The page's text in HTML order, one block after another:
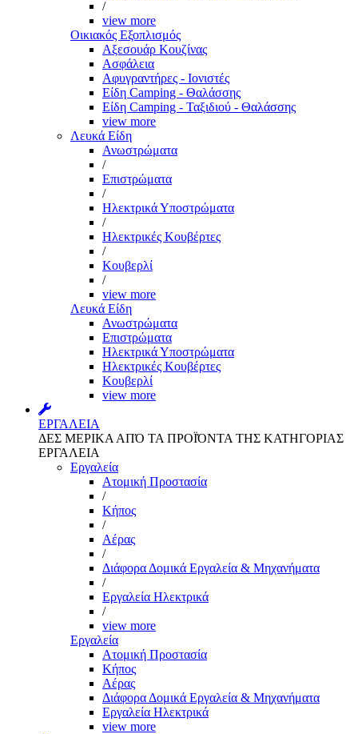
/
view more
Οικιακός Εξοπλισμός
Αξεσουάρ Κουζίνας
Ασφάλεια
Αφυγραντήρες - Ιονιστές
Είδη Camping - Θαλάσσης
Είδη Camping - Ταξιδιού - Θαλάσσης
view more
Λευκά Είδη
Ανωστρώματα
/
Επιστρώματα
/
Ηλεκτρικά Υποστρώματα
/
Ηλεκτρικές Κουβέρτες
/
Κουβερλί
/
view more
Λευκά Είδη
Ανωστρώματα
Επιστρώματα
Ηλεκτρικά Υποστρώματα
Ηλεκτρικές Κουβέρτες
Κουβερλί
view more
ΕΡΓΑΛΕΙΑ
ΔΕΣ ΜΕΡΙΚΑ ΑΠΌ ΤΑ ΠΡΟΪΌΝΤΑ ΤΗΣ ΚΑΤΗΓΟΡΙΑΣ
ΕΡΓΑΛΕΙΑ
Εργαλεία
Aτομική Προστασία
/
Kήπος
/
Αέρας
/
Διάφορα Δομικά Εργαλεία & Μηχανήματα
/
Εργαλεία Ηλεκτρικά
/
view more
Εργαλεία
Aτομική Προστασία
Kήπος
Αέρας
Διάφορα Δομικά Εργαλεία & Μηχανήματα
Εργαλεία Ηλεκτρικά
view more